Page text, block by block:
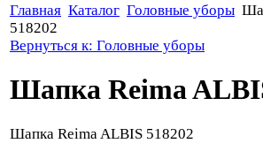
Главная Каталог Головные уборы
518202
Вернуться к: Головные уборы
Шапка Reima
Шапка Reima ALBIS 518202